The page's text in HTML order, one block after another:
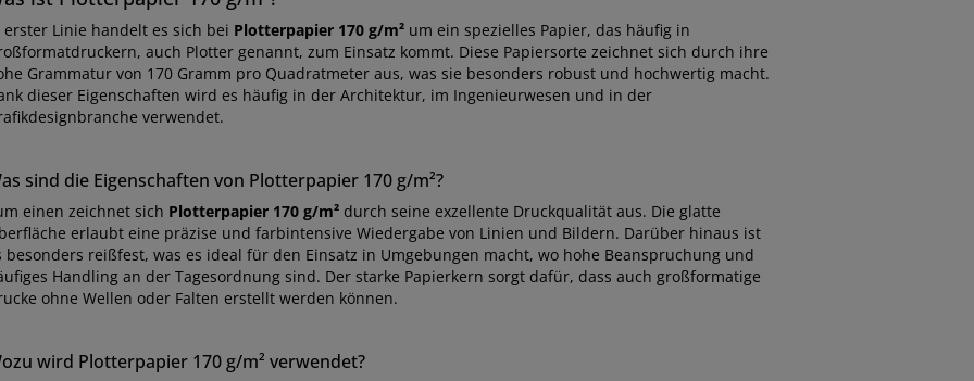
erster Linie handelt es sich bei Plotterpapier 170 g/m²um ein spezielles Papier, das häufig in
auch Plotter genannt, zum Einsatz kommt. Diese Papiersorte zeichnet sich durch ihre
Grammatur von 170 Gramm pro Quadratmeter aus, was sie besonders robust und hochwertig macht.
dieser Eigenschaften wird es häufig in der Architektur, im Ingenieurwesen und in der
verwendet.
sind die Eigenschaften von Plotterpapier 170 g/m²?
einen zeichnet sich Plotterpapier 170 g/m²durch seine exzellente Druckqualität aus. Die glatte
erlaubt eine präzise und farbintensive Wiedergabe von Linien und Bildern. Darüber hinaus ist
besonders reißfest, was es ideal für den Einsatz in Umgebungen macht, wo hohe Beanspruchung und
Handling an der Tagesordnung sind. Der starke Papierkern sorgt dafür, dass auch großformatige
ohne Wellen oder Falten erstellt werden können.
wird Plotterpapier 170 g/m² verwendet?